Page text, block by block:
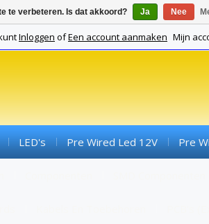
Inloggen ofEen account aanmaken Mijn
LED's Pre Wired Led 12V Pre
te verbeteren. Is dat akkoord? Ja Nee